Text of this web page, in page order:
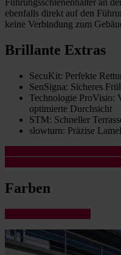
Führungsschienenhalter an
ebenfalls direkt auf den
keine Verbindung zum
Brillante Extras
SecuKit: Perfekte
SenSigna: Sicheres
Technologie ProVisio:
optimierte Durchsicht
STM: Schneller
slowturn: Präzise
Farben